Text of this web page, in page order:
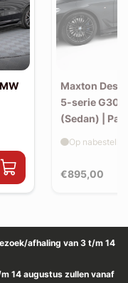
Maxton
5-serie G30
(Sedan) |
€895,00
Op
afhaling van 3 t/m 14
14 augustus zullen vanaf